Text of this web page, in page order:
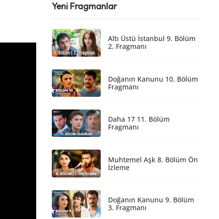
Yeni Fragmanlar
Altı Üstü İstanbul 9. Bölüm
2. Fragmanı
Doğanın Kanunu 10. Bölüm
Fragmanı
Daha 17 11. Bölüm
Fragmanı
Muhtemel Aşk 8. Bölüm Ön
İzleme
Doğanın Kanunu 9. Bölüm
3. Fragmanı